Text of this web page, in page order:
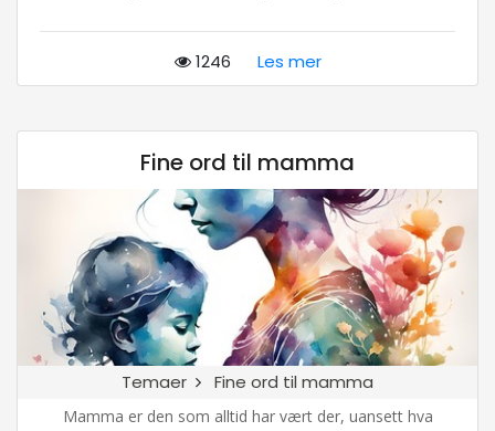
1246 Les mer
Fine ord til mamma
Temaer Fine ord til mamma
Mamma er den som alltid har vært der, uansett hva